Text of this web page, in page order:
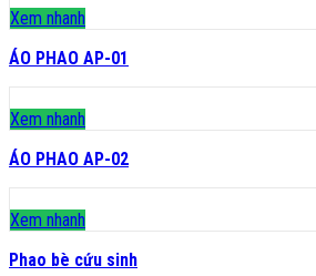
Xem nhanh
ÁO PHAO AP-01
Xem nhanh
ÁO PHAO AP-02
Xem nhanh
Phao bè cứu sinh